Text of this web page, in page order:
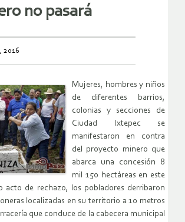
no pasará
2016
Mujeres, hombres y niños
de diferentes barrios,
colonias y secciones de
Ciudad Ixtepec se
manifestaron en contra
del proyecto minero que
abarca una concesión 8
mil 150 hectáreas en este
acto de rechazo, los pobladores derribaron
localizadas en su territorio a 10 metros
que conduce de la cabecera municipal